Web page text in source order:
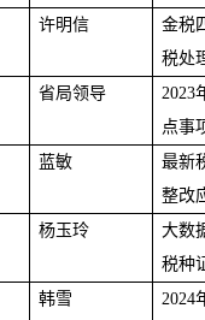
许明信
金税
税处
省局领导
2023
点事
蓝敏
最新
整改
杨玉玲
大数
税种
韩雪
2024